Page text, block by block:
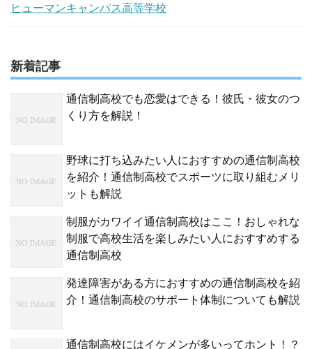
ヒューマンキャンパス高等学校
新着記事
通信制高校でも恋愛はできる！彼氏・彼女のつ
くり方を解説！
野球に打ち込みたい人におすすめの通信制高校
を紹介！通信制高校でスポーツに取り組むメリ
ットも解説
制服がカワイイ通信制高校はここ！おしゃれな
制服で高校生活を楽しみたい人におすすめする
通信制高校
発達障害がある方におすすめの通信制高校を紹
介！通信制高校のサポート体制についても解説
通信制高校にはイケメンが多いってホント！？